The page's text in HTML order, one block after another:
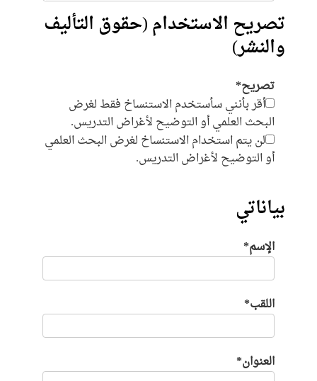
تصريح الاستخدام (حقوق التأليف
والنشر)
تصريح*
أقر بأنني سأستخدم الاستنساخ فقط لغرض
البحث العلمي أو التوضيح لأغراض التدريس.
لن يتم استخدام الاستنساخ لغرض البحث العلمي
أو التوضيح لأغراض التدريس.
بياناتي
الإسم*
اللقب*
العنوان*